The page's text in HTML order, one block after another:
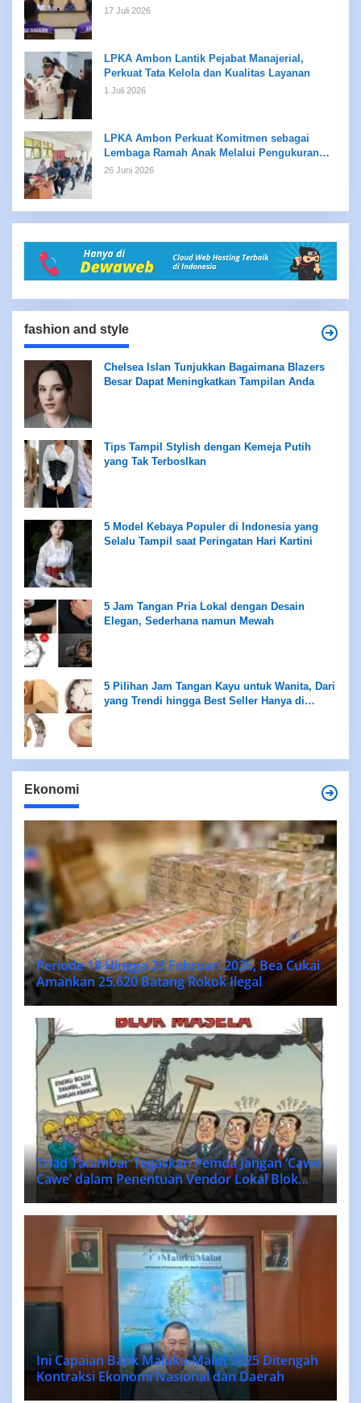
Kreativitas bagi Anak Binaan
17 Juli 2026
LPKA Ambon Lantik Pejabat Manajerial,
Perkuat Tata Kelola dan Kualitas Layanan
1 Juli 2026
LPKA Ambon Perkuat Komitmen sebagai
Lembaga Ramah Anak Melalui Pengukuran
Standar LPKRA
26 Juni 2026
fashion and style
Chelsea Islan Tunjukkan Bagaimana Blazers
Besar Dapat Meningkatkan Tampilan Anda
Tips Tampil Stylish dengan Kemeja Putih
yang Tak Terboslkan
5 Model Kebaya Populer di Indonesia yang
Selalu Tampil saat Peringatan Hari Kartini
5 Jam Tangan Pria Lokal dengan Desain
Elegan, Sederhana namun Mewah
5 Pilihan Jam Tangan Kayu untuk Wanita, Dari
yang Trendi hingga Best Seller Hanya di
Ekonomi
Periode 18 Hingga 25 Februari 2026, Bea Cukai
Amankan 25.620 Batang Rokok Ilegal
Triad Tanimbar Tegaskan Pemda Jangan ‘Cawe-
Cawe’ dalam Penentuan Vendor Lokal Blok
MASELA.
Ini Capaian Bank Maluku-Malut 2025 Ditengah
Kontraksi Ekonomi Nasional dan Daerah